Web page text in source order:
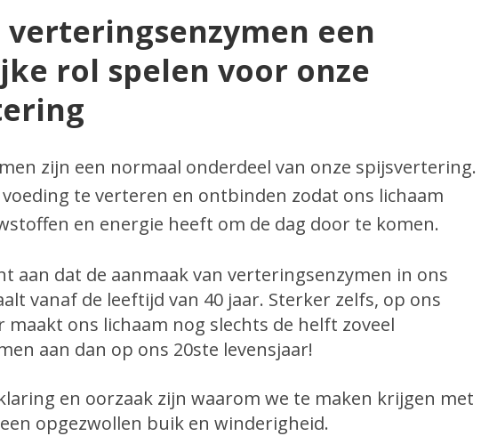
verteringsenzymen een
rol spelen voor onze
zijn een normaal onderdeel van onze spijsvertering.
te verteren en ontbinden zodat ons lichaam
en energie heeft om de dag door te komen.
aan dat de aanmaak van verteringsenzymen in ons
vanaf de leeftijd van 40 jaar. Sterker zelfs, op ons
maakt ons lichaam nog slechts de helft zoveel
aan dan op ons 20ste levensjaar!
en oorzaak zijn waarom we te maken krijgen met
opgezwollen buik en winderigheid.